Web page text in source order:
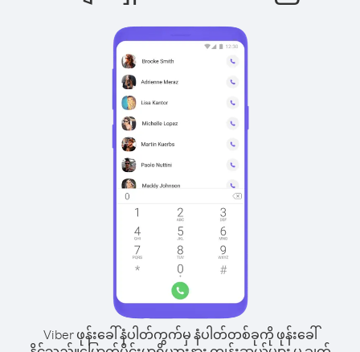
Viber ဖုန်းခေါ်နံပါတ်ကွက်မှ နံပါတ်တစ်ခုကို ဖုန်းခေါ်